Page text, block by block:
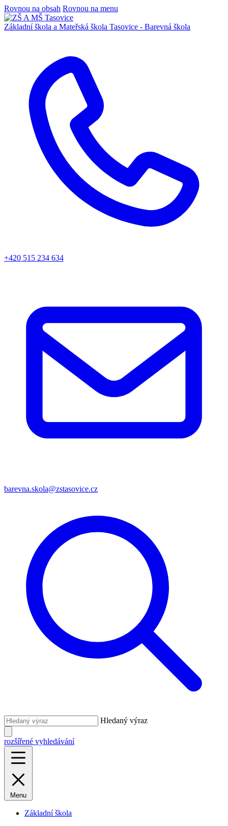
Rovnou na obsah Rovnou na menu
Základní škola a Mateřská škola Tasovice - Barevná škola
+420 515 234 634
barevna.skola@zstasovice.cz
Hledaný výraz
rozšířené vyhledávání
Menu
Základní škola